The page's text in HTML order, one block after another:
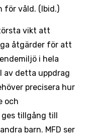
för våld. (Ibid.)
vikt att
åtgärder för att
i hela
av detta uppdrag
precisera hur
och
ges tillgång till
barn. MFD ser